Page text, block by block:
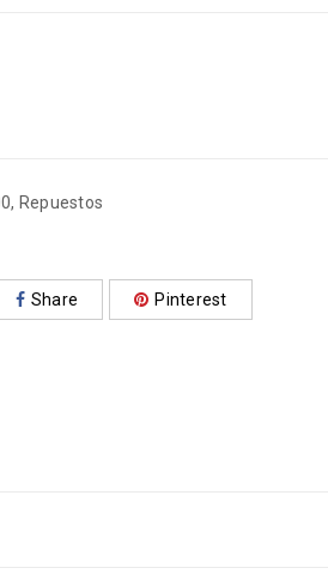
, Repuestos
Share Pinterest